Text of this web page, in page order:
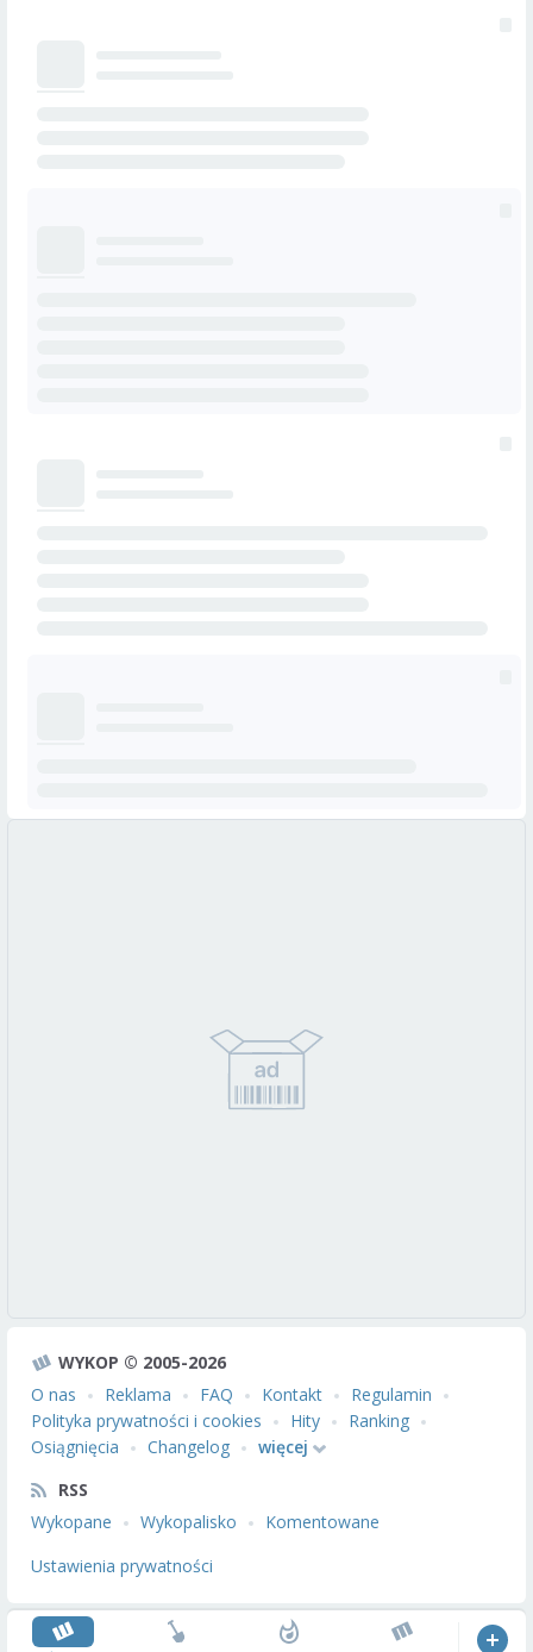
WYKOP © 2005-2026
O nas
Reklama FAQ Kontakt
Regulamin
Polityka prywatności i cookies
Hity
Ranking
Osiągnięcia
Changelog
więcej
RSS
Wykopane
Wykopalisko
Komentowane
Ustawienia prywatności